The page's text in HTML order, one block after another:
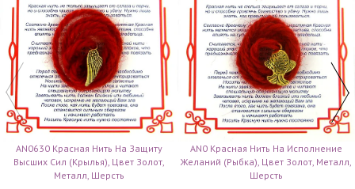
AN0630 Красная Нить На Защиту
Высших Сил (Крылья), Цвет Золот,
Металл, Шерсть
AN0 Красная Нить На Исполнение
Желаний (Рыбка), Цвет Золот, Металл,
Шерсть